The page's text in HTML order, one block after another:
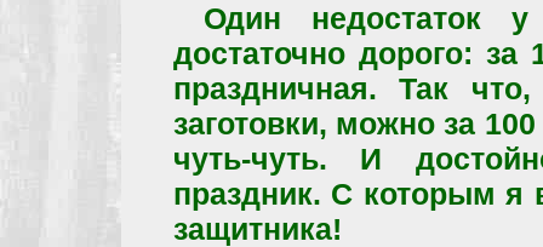
Один недостаток
достаточно дорого: за
праздничная. Так
заготовки, можно за
чуть-чуть. И
праздник. С которым я
защитника!